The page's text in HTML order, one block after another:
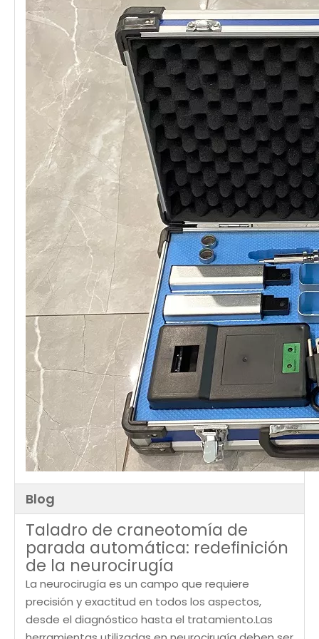
Blog
Taladro de craneotomía de
parada automática: redefinición
de la neurocirugía
La neurocirugía es un campo que requiere
precisión y exactitud en todos los aspectos,
desde el diagnóstico hasta el tratamiento.Las